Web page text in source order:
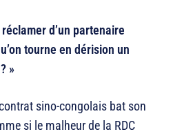
d’un partenaire
tourne en dérision un
»
sino-congolais bat son
si le malheur de la RDC